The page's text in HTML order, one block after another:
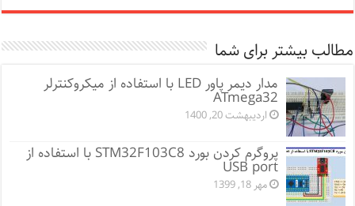
مطالب بیشتر برای شما
مدار دیمر پاور LED با استفاده از میکروکنترلر
ATmega32
اردیبهشت 20, 1400
پروگرم کردن بورد STM32F103C8 با استفاده از
USB port
مهر 18, 1399